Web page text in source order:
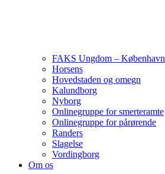
FAKS Ungdom – København
Horsens
Hovedstaden og omegn
Kalundborg
Nyborg
Onlinegruppe for smerteramte
Onlinegruppe for pårørende
Randers
Slagelse
Vordingborg
Om os